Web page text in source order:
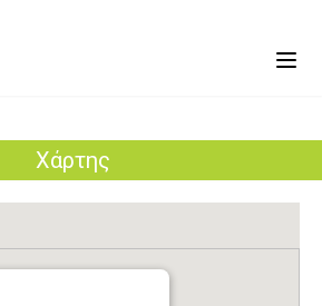
Χάρτης